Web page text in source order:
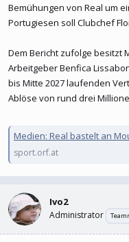
Bemühungen von Real um
Portugiesen soll Clubchef
Dem Bericht zufolge besitzt
Arbeitgeber Benfica
bis Mitte 2027 laufenden
Ablöse von rund drei
Medien: Real bastelt an
sport.orf.at
Ivo2
Administrator